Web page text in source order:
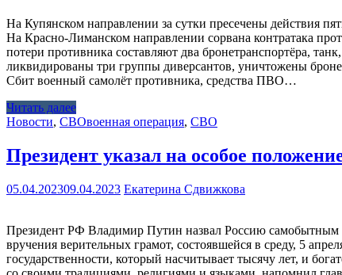
На Купянском направлении за сутки пресечены действия
На Красно-Лиманском направлении сорвана контратака
потери противника составляют два бронетранспортёра,
ликвидированы три группы диверсантов, уничтожены
Сбит военный самолёт противника, средства ПВО…
Читать далее
Новости, СВОвоенная операция, СВО
Президент указал на особое
05.04.202309.04.2023 Екатерина Сдвижкова
Президент РФ Владимир Путин назвал Россию самобытным
вручения верительных грамот, состоявшейся в среду, 5
государственности, который насчитывает тысячу лет, и